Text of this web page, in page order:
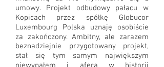
umowy. Projekt odbudowy pałacu w
Kopicach przez spółkę Globucor
Luxembourg Polska uznaję osobiście
za zakończony. Ambitny, ale zarazem
beznadziejnie przygotowany projekt,
stał się tym samym największym